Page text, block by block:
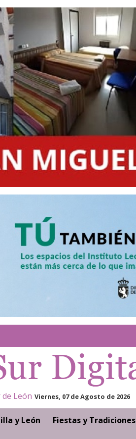
de León Viernes, 07 de Agosto de 2026
y León Fiestas y Tradiciones